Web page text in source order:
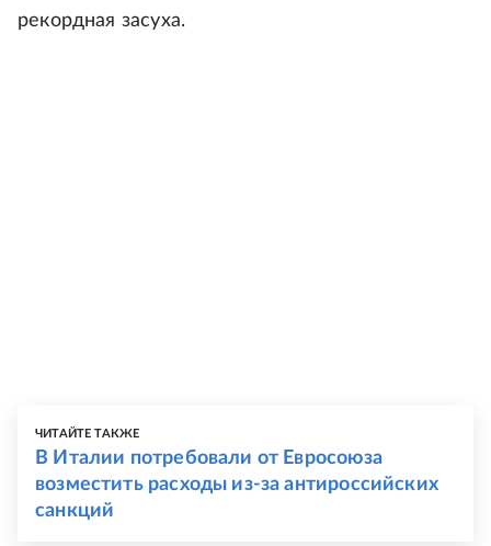
рекордная засуха.
ЧИТАЙТЕ ТАКЖЕ
В Италии потребовали от Евросоюза
возместить расходы из-за антироссийских
санкций